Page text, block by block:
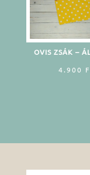
OVIS ZSÁK –
4.900